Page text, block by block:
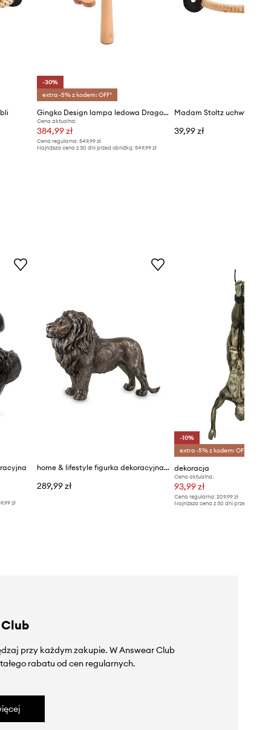
-30%
extra -5% z kodem: OFF*
Gingko Design lampa ledowa Dragonflight Balance Light
Cena aktualna:
384,99 zł
Cena regularna:549,99 zł
Najniższa cena z 30 dni przed obniżką:549,99 zł
39,99 zł
zł
home & lifestyle figurka dekoracyjna 34 x 51 x 13 cm
289,99 zł
-10%
extra -5% z kodem: OFF*
dekoracja
Cena aktualna:
93,99 zł
Cena regularna: 209,99 zł
Najniższa cena z 30 dni przed obniżką:
przy każdym zakupie. W Answear Club
rabatu od cen regularnych.